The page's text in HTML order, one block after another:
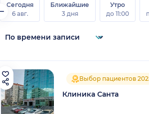
Сегодня
6 авг.
Ближайшие
3 дня
Утро
до 11:00
Выбор пациентов
Клиника Санта